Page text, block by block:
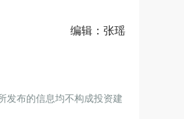
编辑：张瑶
发布的信息均不构成投资建